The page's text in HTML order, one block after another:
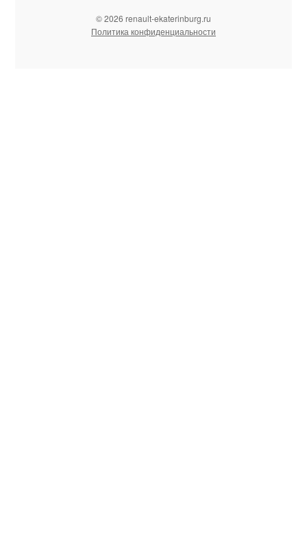
© 2026 renault-ekaterinburg.ru
Политика конфиденциальности